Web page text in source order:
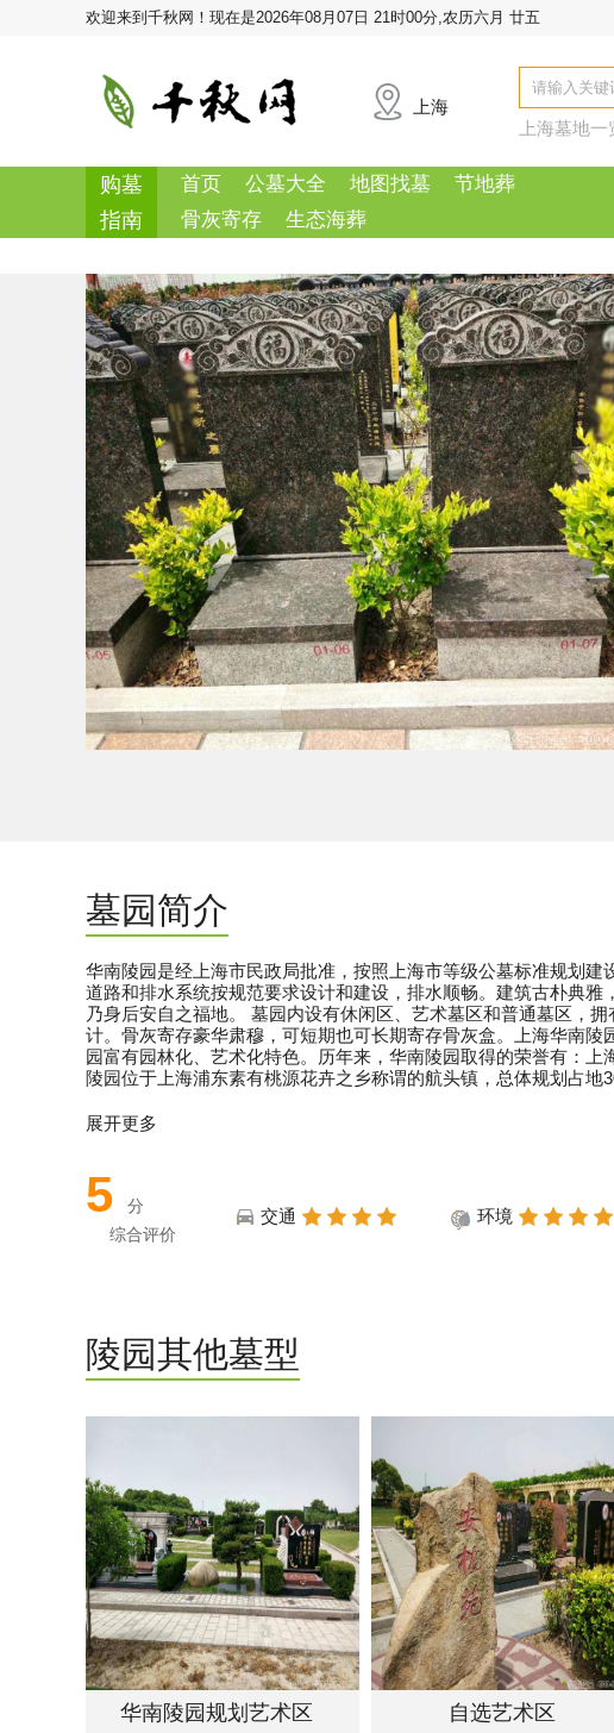
欢迎来到千秋网！ 现在是2026年08月07日 21时00分,农历六月 廿五
上海
上海墓地一
购墓
指南
首页 公墓大全 地图找墓
节地葬
骨灰寄存
生态海葬
墓园简介
华南陵园是经上海市民政局批准，按照上海市等级公墓标准规划
道路和排水系统按规范要求设计和建设，排水顺畅。建筑古朴典
乃身后安自之福地。 墓园内设有休闲区、艺术墓区和普通墓区，
计。骨灰寄存豪华肃穆，可短期也可长期寄存骨灰盒。上海华南
园富有园林化、艺术化特色。历年来，华南陵园取得的荣誉有：
陵园位于上海浦东素有桃源花卉之乡称谓的航头镇，总体规划占
展开更多
5
分
综合评价
交通 环境
陵园其他墓型
华南陵园规划艺术区 自选艺术区